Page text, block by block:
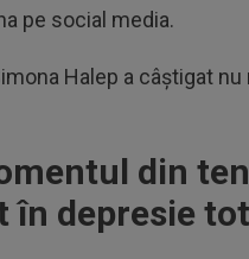
pe social media.
Halep a câștigat
din
în depresie